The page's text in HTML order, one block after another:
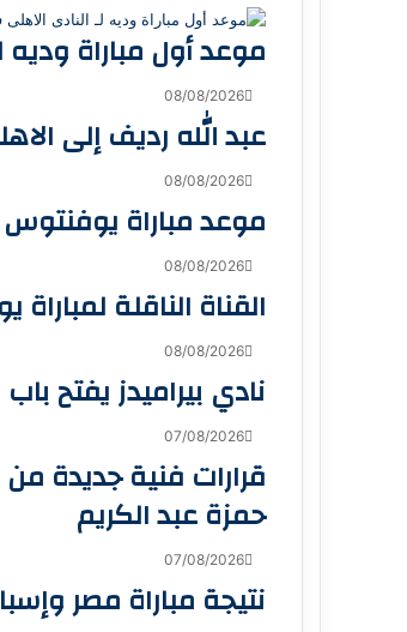
موعد أول مباراة
08/08/2026
عبد الله رديف إلى
08/08/2026
موعد مباراة يوفنتوس
08/08/2026
القناة الناقلة
08/08/2026
نادي بيراميدز يفتح
07/08/2026
قرارات فنية جديدة
حمزة عبد الكريم
07/08/2026
نتيجة مباراة مصر